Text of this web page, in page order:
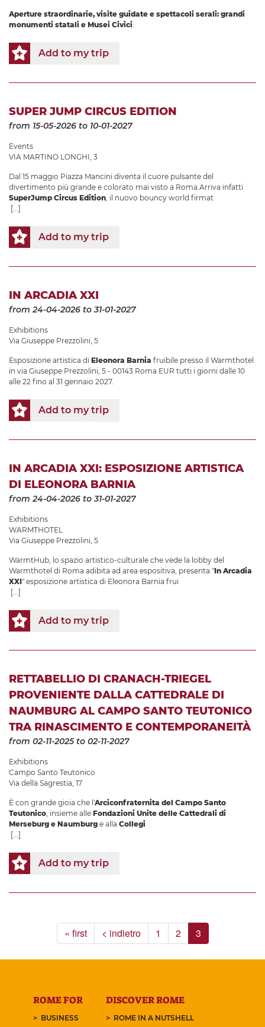
Aperture straordinarie, visite guidate e spettacoli serali: grandi
monumenti statali e Musei Civici:
Add to my trip
SUPER JUMP CIRCUS EDITION
from 15-05-2026 to 10-01-2027
Events
VIA MARTINO LONGHI, 3
Dal 15 maggio Piazza Mancini diventa il cuore pulsante del
divertimento più grande e colorato mai visto a Roma.Arriva infatti
SuperJump Circus Edition, il nuovo bouncy world firmat
[...]
Add to my trip
IN ARCADIA XXI
from 24-04-2026 to 31-01-2027
Exhibitions
Via Giuseppe Prezzolini, 5
Esposizione artistica di Eleonora Barnia fruibile presso il Warmthotel
in via Giuseppe Prezzolini, 5 - 00143 Roma EUR tutti i giorni dalle 10
alle 22 fino al 31 gennaio 2027.
Add to my trip
IN ARCADIA XXI: ESPOSIZIONE ARTISTICA
DI ELEONORA BARNIA
from 24-04-2026 to 31-01-2027
Exhibitions
WARMTHOTEL
Via Giuseppe Prezzolini, 5
WarmtHub, lo spazio artistico-culturale che vede la lobby del
Warmthotel di Roma adibita ad area espositiva, presenta "In Arcadia
XXI" esposizione artistica di Eleonora Barnia frui
[...]
Add to my trip
RETTABELLIO DI CRANACH-TRIEGEL
PROVENIENTE DALLA CATTEDRALE DI
NAUMBURG AL CAMPO SANTO TEUTONICO
TRA RINASCIMENTO E CONTEMPORANEITÀ
from 02-11-2025to 02-11-2027
Exhibitions
Campo Santo Teutonico
Via della Sagrestia, 17
È con grande gioia che l'Arciconfraternita del Campo Santo
Teutonico, insieme alle Fondazioni Unite delle Cattedrali di
Merseburg e Naumburg e alla Collegi
[...]
Add to my trip
« first < indietro 1 2 3
ROME FOR
BUSINESS
DISCOVER ROME
ROME IN A NUTSHELL